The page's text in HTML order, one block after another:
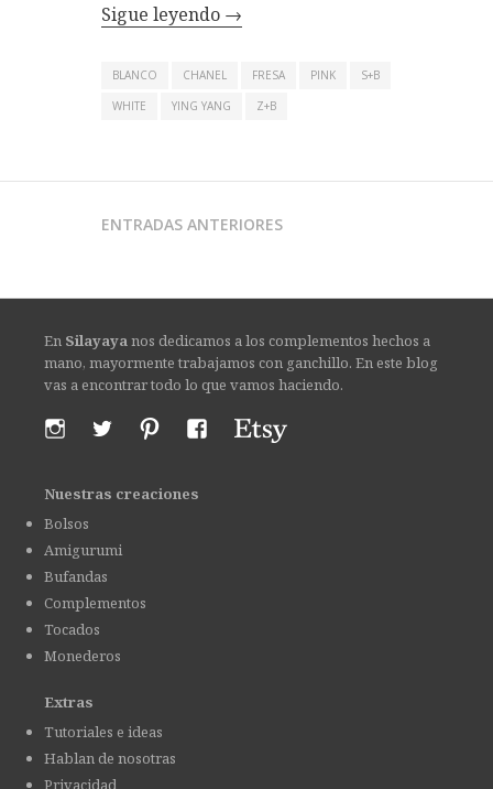
Sigue leyendo →
BLANCO CHANEL FRESA PINK
S+B
WHITE
YING YANG Z+B
NAVEGACIÓN
ENTRADAS
ENTRADAS ANTERIORES
En Silayayanos dedicamos a los complementos hechos a
mano, mayormente trabajamos con ganchillo. En este blog
vas a encontrar todo lo que vamos haciendo.
Nuestras creaciones
Bolsos
Amigurumi
Bufandas
Complementos
Tocados
Monederos
Extras
Tutoriales e ideas
Hablan de nosotras
Privacidad